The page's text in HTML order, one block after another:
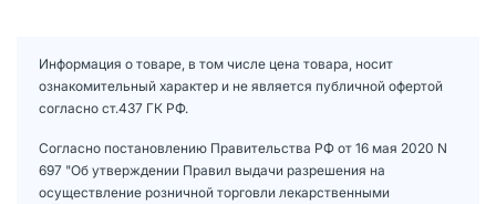
Информация о товаре, в том числе цена товара, носит
ознакомительный характер и не является публичной офертой
согласно ст.437 ГК РФ.
Согласно постановлению Правительства РФ от 16 мая 2020 N
697 "Об утверждении Правил выдачи разрешения на
осуществление розничной торговли лекарственными